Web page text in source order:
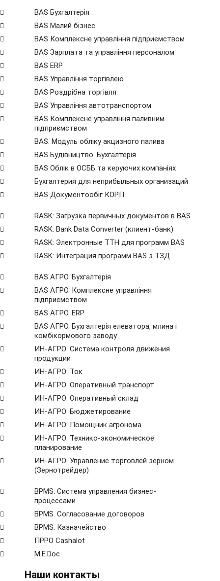
BAS Бухгалтерія
BAS Малий бізнес
BAS Комплексне управління підприємством
BAS Зарплата та управління персоналом
BAS ERP
BAS Управління торгівлею
BAS Роздрібна торгівля
BAS Управління автотранспортом
BAS Комплексне управління паливним
підприємством
BAS. Модуль обліку акцизного палива
BAS Будівництво. Бухгалтерія
BAS Облік в ОСББ та керуючих компаніях
Бухгалтерия для неприбыльных организаций
BAS Документообіг КОРП
RASK: Загрузка первичных документов в BAS
RASK: Bank Data Сonverter (клиент-банк)
RASK: Электронные ТТН для программ BAS
RASK: Интеграция программ BAS з ТЗД
BAS АГРО. Бухгалтерія
BAS АГРО. Комплексне управління
підприємством
BAS АГРО. ERP
BAS АГРО. Бухгалтерія елеватора, млина і
комбікормового заводу
ИН-АГРО: Система контроля движения
продукции
ИН-АГРО: Ток
ИН-АГРО: Оперативный транспорт
ИН-АГРО: Оперативный склад
ИН-АГРО: Бюджетирование
ИН-АГРО: Помощник агронома
ИН-АГРО: Технико-экономическое
планирование
ИН-АГРО: Управление торговлей зерном
(Зернотрейдер)
ВРМS. Система управления бизнес-
процессами
BPMS. Согласование договоров
BPМS. Казначейство
ПРРО Cashalot
M.E.Doc
Наши контакты